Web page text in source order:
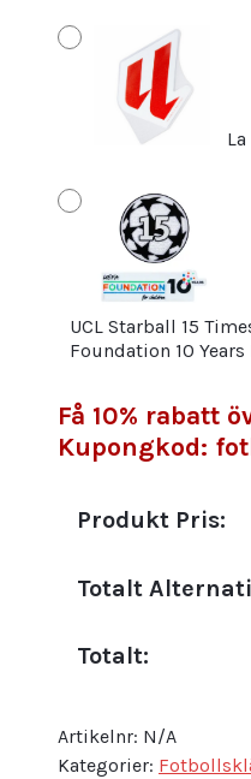
UCL Starball 15
Foundation 10 Years
Få 10% rabatt
Kupongkod:
Produkt Pris:
Totalt
Totalt:
Artikelnr: N/A
Kategorier: